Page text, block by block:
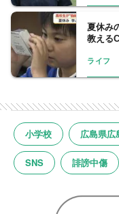
夏休み
教える
ライフ
小学校 広島県広
SNS 誹謗中傷